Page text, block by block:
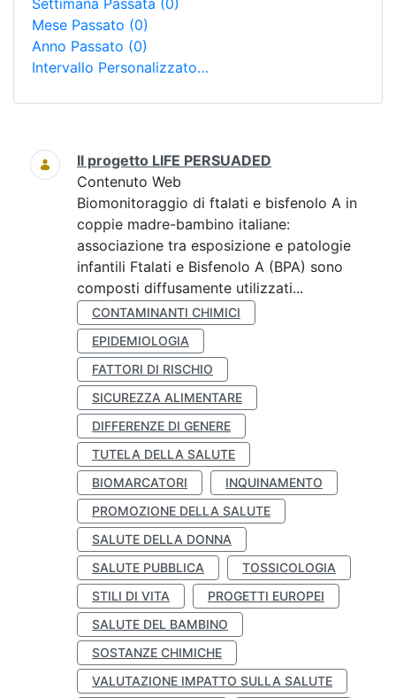
Settimana Passata (0)
Mese Passato (0)
Anno Passato (0)
Intervallo Personalizzato…
Ricerca
Il progetto LIFE PERSUADED
Contenuto Web
Biomonitoraggio di ftalati e bisfenolo A in
coppie madre-bambino italiane:
associazione tra esposizione e patologie
infantili Ftalati e Bisfenolo A (BPA) sono
composti diffusamente utilizzati...
CONTAMINANTI CHIMICI
EPIDEMIOLOGIA
FATTORI DI RISCHIO
SICUREZZA ALIMENTARE
DIFFERENZE DI GENERE
TUTELA DELLA SALUTE
BIOMARCATORI
INQUINAMENTO
PROMOZIONE DELLA SALUTE
SALUTE DELLA DONNA
SALUTE PUBBLICA
TOSSICOLOGIA
STILI DI VITA
PROGETTI EUROPEI
SALUTE DEL BAMBINO
SOSTANZE CHIMICHE
VALUTAZIONE IMPATTO SULLA SALUTE